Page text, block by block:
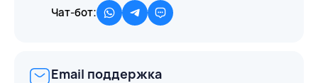
Чат-бот:
Email поддержка